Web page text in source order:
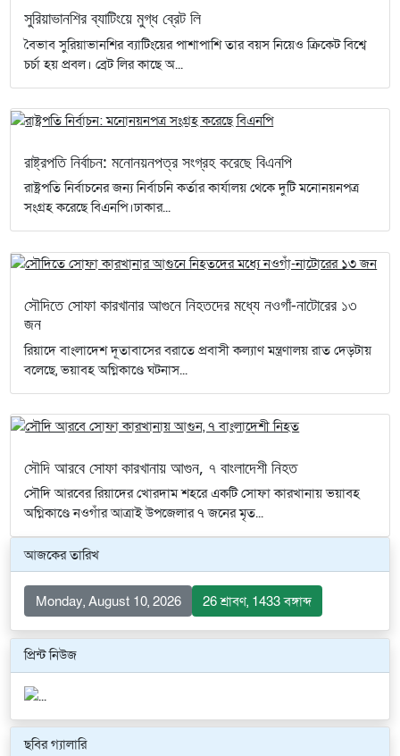
সুরিয়াভানশির ব্যাটিংয়ে মুগ্ধ ব্রেট লি
বৈভাব সুরিয়াভানশির ব্যাটিংয়ের পাশাপাশি তার বয়স নিয়েও ক্রিকেট বিশ্বে
চর্চা হয় প্রবল। ব্রেট লির কাছে অ...
রাষ্ট্রপতি নির্বাচন: মনোনয়নপত্র সংগ্রহ করেছে বিএনপি
রাষ্ট্রপতি নির্বাচনের জন্য নির্বাচনি কর্তার কার্যালয় থেকে দুটি মনোনয়নপত্র
সংগ্রহ করেছে বিএনপি।ঢাকার...
সৌদিতে সোফা কারখানার আগুনে নিহতদের মধ্যে নওগাঁ-নাটোরের ১৩
জন
রিয়াদে বাংলাদেশ দূতাবাসের বরাতে প্রবাসী কল্যাণ মন্ত্রণালয় রাত দেড়টায়
বলেছে, ভয়াবহ অগ্নিকাণ্ডে ঘটনাস...
সৌদি আরবে সোফা কারখানায় আগুন, ৭ বাংলাদেশী নিহত
সৌদি আরবের রিয়াদের খোরদাম শহরে একটি সোফা কারখানায় ভয়াবহ
অগ্নিকাণ্ডে নওগাঁর আত্রাই উপজেলার ৭ জনের মৃত...
আজকের তারিখ
Monday, August 10, 2026 26 শ্রাবণ, 1433 বঙ্গাব্দ
প্রিন্ট নিউজ
ছবির গ্যালারি